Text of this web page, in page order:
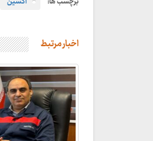
اخبار مرتبط